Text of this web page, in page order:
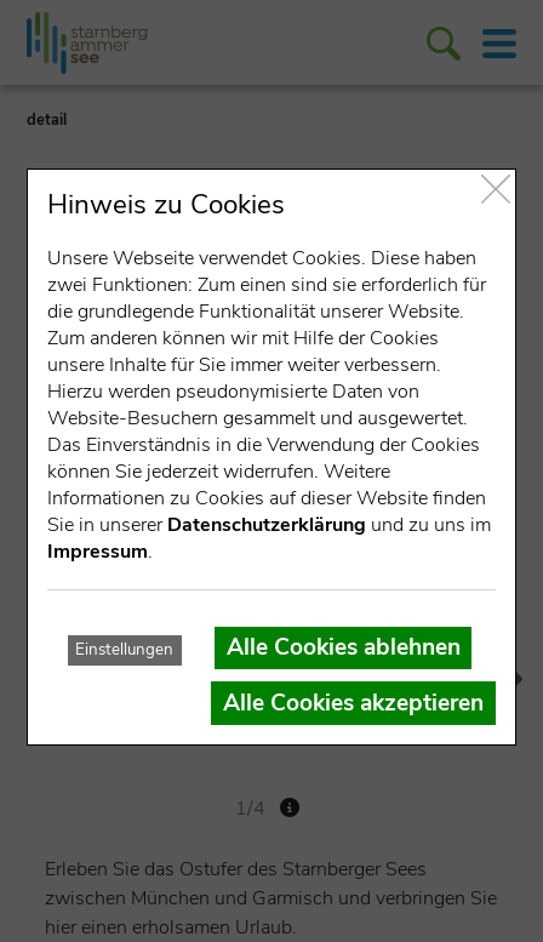
detail
Ferienzimmer/Privatzimmer
Gästezimmer Elfriede
Fischer
Sterzenweg 14, 82541 Münsing
1/4
Erleben Sie das Ostufer des Starnberger Sees
zwischen München und Garmisch und verbringen Sie
hier einen erholsamen Urlaub.
Hinweis zu Cookies
Unsere Webseite verwendet Cookies. Diese haben
zwei Funktionen: Zum einen sind sie erforderlich für
die grundlegende Funktionalität unserer Website.
Zum anderen können wir mit Hilfe der Cookies
unsere Inhalte für Sie immer weiter verbessern.
Hierzu werden pseudonymisierte Daten von
Website-Besuchern gesammelt und ausgewertet.
Das Einverständnis in die Verwendung der Cookies
können Sie jederzeit widerrufen. Weitere
Informationen zu Cookies auf dieser Website finden
Sie in unsererDatenschutzerklärung und zu uns im
Impressum.
Einstellungen
Alle Cookies ablehnen
Alle Cookies akzeptieren